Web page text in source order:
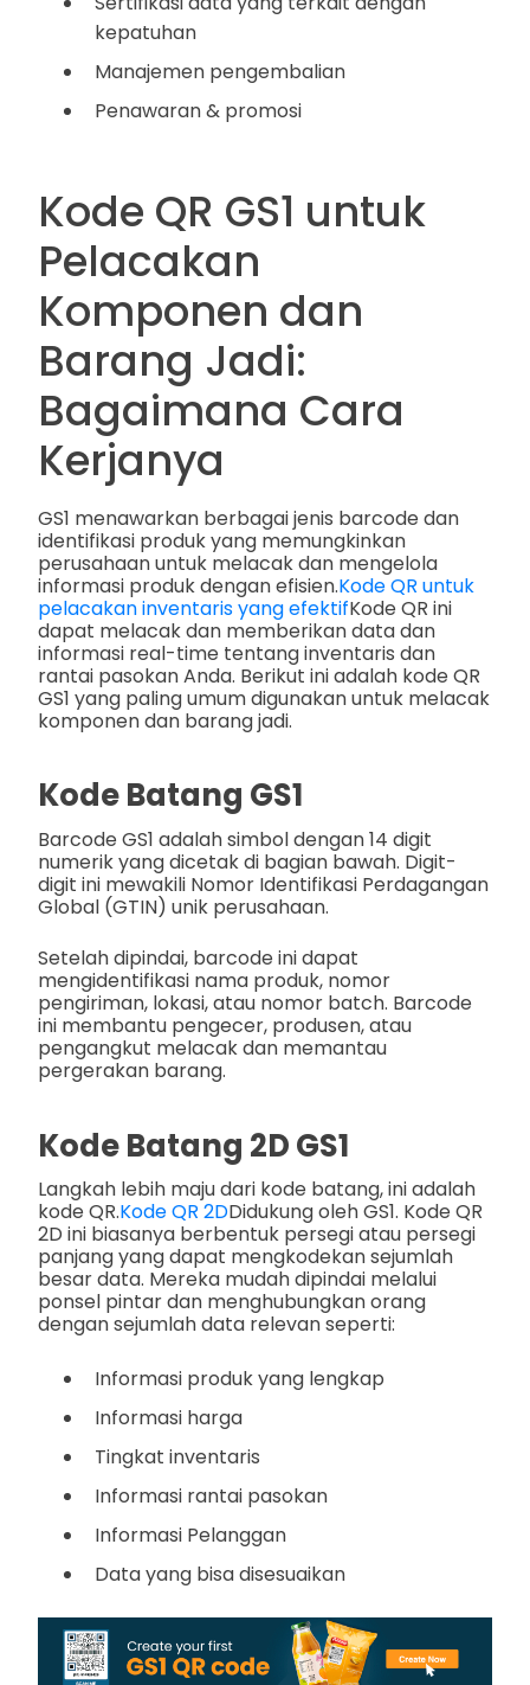
kepatuhan
Manajemen pengembalian
Penawaran & promosi
Kode QR GS1 untuk
Pelacakan
Komponen dan
Barang Jadi:
Bagaimana Cara
Kerjanya
GS1 menawarkan berbagai jenis barcode dan
identifikasi produk yang memungkinkan
perusahaan untuk melacak dan mengelola
informasi produk dengan efisien.Kode QR untuk
pelacakan inventaris yang efektifKode QR ini
dapat melacak dan memberikan data dan
informasi real-time tentang inventaris dan
rantai pasokan Anda. Berikut ini adalah kode QR
GS1 yang paling umum digunakan untuk melacak
komponen dan barang jadi.
Kode Batang GS1
Barcode GS1 adalah simbol dengan 14 digit
numerik yang dicetak di bagian bawah. Digit-
digit ini mewakili Nomor Identifikasi Perdagangan
Global (GTIN) unik perusahaan.
Setelah dipindai, barcode ini dapat
mengidentifikasi nama produk, nomor
pengiriman, lokasi, atau nomor batch. Barcode
ini membantu pengecer, produsen, atau
pengangkut melacak dan memantau
pergerakan barang.
Kode Batang 2D GS1
Langkah lebih maju dari kode batang, ini adalah
kode QR.Kode QR 2DDidukung oleh GS1. Kode QR
2D ini biasanya berbentuk persegi atau persegi
panjang yang dapat mengkodekan sejumlah
besar data. Mereka mudah dipindai melalui
ponsel pintar dan menghubungkan orang
dengan sejumlah data relevan seperti:
Informasi produk yang lengkap
Informasi harga
Tingkat inventaris
Informasi rantai pasokan
Informasi Pelanggan
Data yang bisa disesuaikan